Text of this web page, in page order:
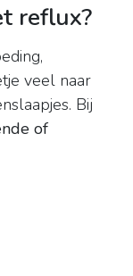
reflux?
veel naar
Bij
of